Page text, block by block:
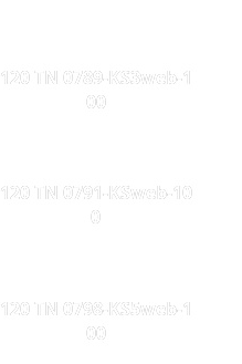
120 TN 0789-KS3web-1
00
120 TN 0791-KSweb-10
0
120 TN 0798-KS5web-1
00